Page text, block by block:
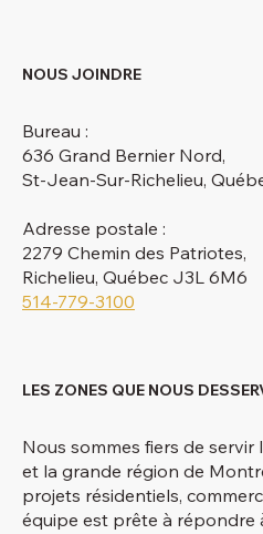
NOUS JOINDRE
Bureau :
636 Grand Bernier Nord,
St-Jean-Sur-Richelieu,
Adresse postale :
2279 Chemin des Patriotes,
Richelieu, Québec J3L 6M6
514-779-3100
LES ZONES QUE NOUS
Nous sommes fiers de servir
et la grande région de
projets résidentiels,
équipe est prête à répondre